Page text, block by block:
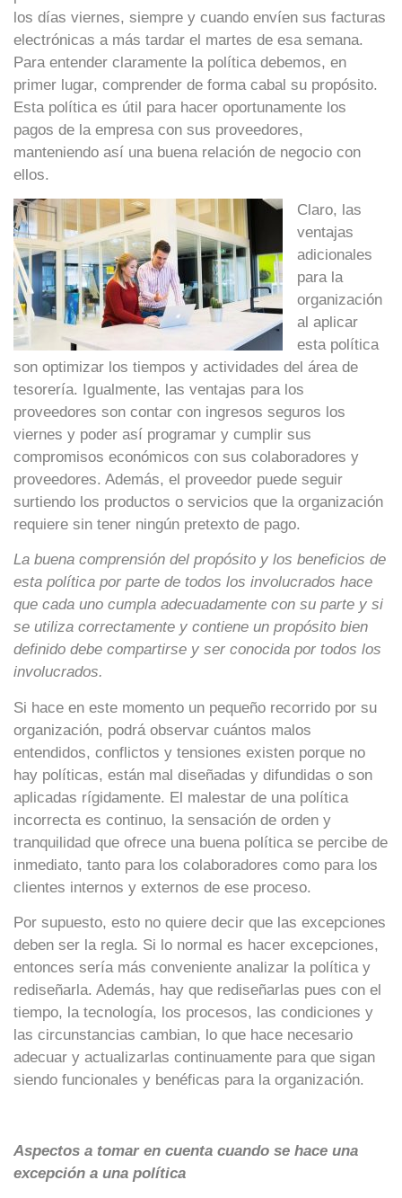
los días viernes, siempre y cuando envíen sus facturas
electrónicas a más tardar el martes de esa semana.
Para entender claramente la política debemos, en
primer lugar, comprender de forma cabal su propósito.
Esta política es útil para hacer oportunamente los
pagos de la empresa con sus proveedores,
manteniendo así una buena relación de negocio con
ellos.
Claro, las
ventajas
adicionales
para la
organización
al aplicar
esta política
son optimizar los tiempos y actividades del área de
tesorería. Igualmente, las ventajas para los
proveedores son contar con ingresos seguros los
viernes y poder así programar y cumplir sus
compromisos económicos con sus colaboradores y
proveedores. Además, el proveedor puede seguir
surtiendo los productos o servicios que la organización
requiere sin tener ningún pretexto de pago.
La buena comprensión del propósito y los beneficios de
esta política por parte de todos los involucrados hace
que cada uno cumpla adecuadamente con su parte y si
se utiliza correctamente y contiene un propósito bien
definido debe compartirse y ser conocida por todos los
involucrados.
Si hace en este momento un pequeño recorrido por su
organización, podrá observar cuántos malos
entendidos, conflictos y tensiones existen porque no
hay políticas, están mal diseñadas y difundidas o son
aplicadas rígidamente. El malestar de una política
incorrecta es continuo, la sensación de orden y
tranquilidad que ofrece una buena política se percibe de
inmediato, tanto para los colaboradores como para los
clientes internos y externos de ese proceso.
Por supuesto, esto no quiere decir que las excepciones
deben ser la regla. Si lo normal es hacer excepciones,
entonces sería más conveniente analizar la política y
rediseñarla. Además, hay que rediseñarlas pues con el
tiempo, la tecnología, los procesos, las condiciones y
las circunstancias cambian, lo que hace necesario
adecuar y actualizarlas continuamente para que sigan
siendo funcionales y benéficas para la organización.
Aspectos a tomar en cuenta cuando se hace una
excepción a una política